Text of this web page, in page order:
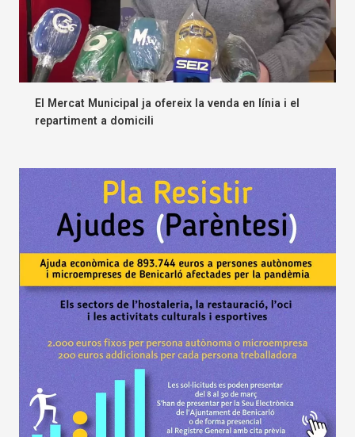
El Mercat Municipal ja ofereix la venda en línia i el
repartiment a domicili